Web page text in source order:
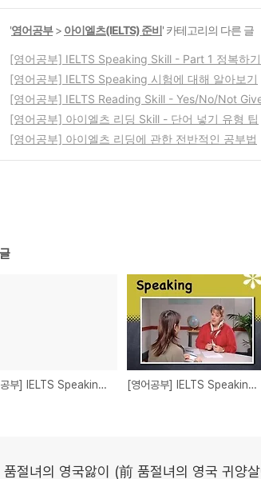
'영어공부> 아이엘츠(IELTS) 준비' 카테고리의 다른 글
[영어공부] IELTS Speaking Skill - Part 1 정복하기
[영어공부] IELTS Speaking 시험에 대해 알아보기
[영어공부] IELTS Reading Skill - Yes/No/Not
[영어공부] 아이엘츠 리딩 Skill - 단어 넣기 유형 팁
[영어공부] 아이엘츠 리딩에 관한 전반적인 공부법
[영어공부] IELTS Speaking Skill - Part 1 정복하기 [영어공부] IELTS Speaking 시험에 대해 알아보기
품절녀의 영국앓이 (前 품절녀의 영국 귀양